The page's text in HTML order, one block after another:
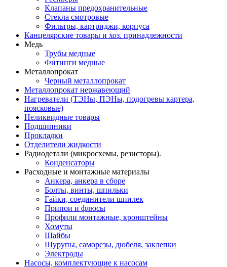
Клапаны предохранительные
Стекла смотровые
Фильтры, картриджи, корпуса
Канцелярские товары и хоз. принадлежности
Медь
Трубы медные
Фитинги медные
Металлопрокат
Черный металлопрокат
Металлопрокат нержавеющий
Нагреватели (ТЭНы, ПЭНы, подогревы картера,
поясковые)
Неликвидные товары
Подшипники
Прокладки
Отделители жидкости
Радиодетали (микросхемы, резисторы).
Конденсаторы
Расходные и монтажные материалы
Анкера, анкера в сборе
Болты, винты, шпильки
Гайки, соединители шпилек
Припои и флюсы
Профили монтажные, кронштейны
Хомуты
Шайбы
Шурупы, саморезы, дюбеля, заклепки
Электроды
Насосы, комплектующие к насосам